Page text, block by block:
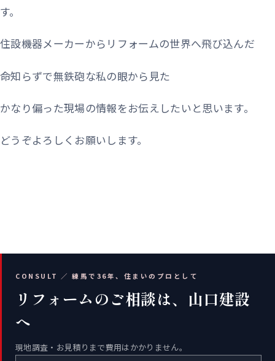
す。
住設機器メーカーからリフォームの世界へ飛び込んだ
命知らずで無鉄砲な私の眼から見た
かなり偏った現場の情報をお伝えしたいと思います。
どうぞよろしくお願いします。
CONSULT ／ 練馬で36年、住まいのプロとして
リフォームのご相談は、山口建設
へ
現地調査・お見積りまで費用はかかりません。